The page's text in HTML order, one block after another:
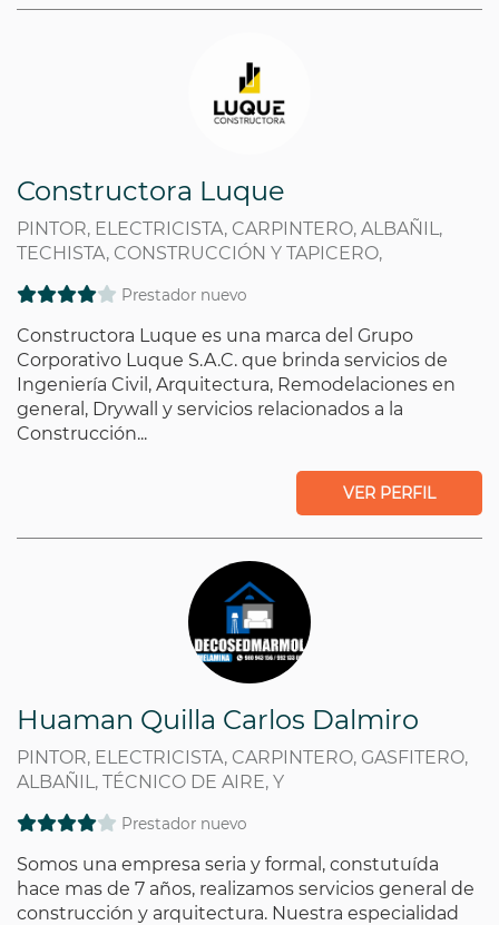
Constructora Luque
PINTOR, ELECTRICISTA, CARPINTERO, ALBAÑIL,
TECHISTA, CONSTRUCCIÓN Y TAPICERO,
Prestador nuevo
Constructora Luque es una marca del Grupo
Corporativo Luque S.A.C. que brinda servicios de
Ingeniería Civil, Arquitectura, Remodelaciones en
general, Drywall y servicios relacionados a la
Construcción...
VER PERFIL
Huaman Quilla Carlos Dalmiro
PINTOR, ELECTRICISTA, CARPINTERO, GASFITERO,
ALBAÑIL, TÉCNICO DE AIRE, Y
Prestador nuevo
Somos una empresa seria y formal, constutuída
hace mas de 7 años, realizamos servicios general de
construcción y arquitectura. Nuestra especialidad